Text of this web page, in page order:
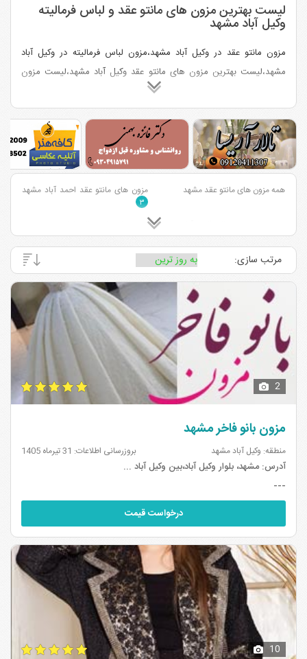
لیست بهترین مزون های مانتو عقد و لباس فرمالیته
وکیل آباد مشهد
مزون مانتو عقد در وکیل آباد مشهد،مزون لباس فرمالیته در وکیل آباد
مشهد،لیست بهترین مزون های مانتو عقد وکیل آباد مشهد،لیست مزون
های لباس فرمالیته وکیل آباد مشهد،مزونهای مانتو عقد خوب در وکیل آباد
مشهد،بهترین مزون های فرمالیته وکیل آباد مشهد
همه مزون های مانتو عقد مشهد مزون های مانتو عقد احمد آباد مشهد
۳
مزون های مانتو عقد قاسم آباد مشهد
۳
مزون های مانتو عقد بلوار سجاد مشهد
۳
مزون های مانتو عقد بلوار هاشمیه
مشهد ۲
مزون های مانتو عقد بلوار خیام مشهد
۱
مرتب سازی:
2
مزون بانو فاخر مشهد
منطقه: وکیل آباد مشهد بروزرسانی اطلاعات: 31 تیرماه 1405
آدرس:مشهد، بلوار وکیل آباد،بین وکیل آباد ...
---
درخواست قیمت
10